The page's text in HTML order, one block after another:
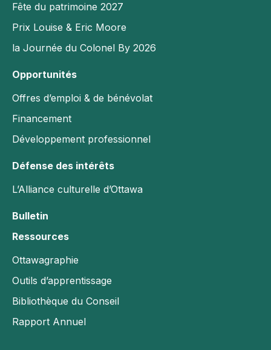
Fête du patrimoine 2027
Prix Louise & Eric Moore
la Journée du Colonel By 2026
Opportunités
Offres d’emploi & de bénévolat
Financement
Développement professionnel
Défense des intérêts
L’Alliance culturelle d’Ottawa
Bulletin
Ressources
Ottawagraphie
Outils d’apprentissage
Bibliothèque du Conseil
Rapport Annuel